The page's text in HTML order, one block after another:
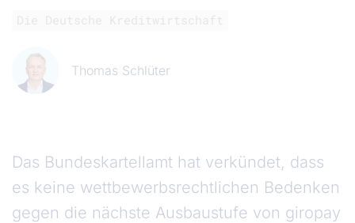
Thomas Schlüter
Das Bundeskartellamt hat verkündet, dass
es keine wettbewerbsrechtlichen Bedenken
gegen die nächste Ausbaustufe von giropay